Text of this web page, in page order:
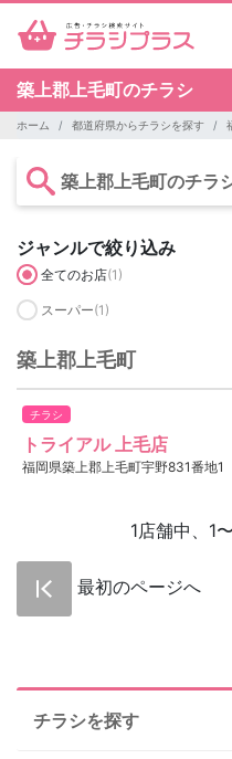
築上郡上毛町のチラシ
ホーム 都道府県からチラシを探す
築上郡上毛町のチラ
ジャンルで絞り込み
全てのお店(1)
スーパー(1)
築上郡上毛町
チラシ
トライアル 上毛店
福岡県築上郡上毛町宇野831番地1
1店舗中、1
最初のページへ
チラシを探す